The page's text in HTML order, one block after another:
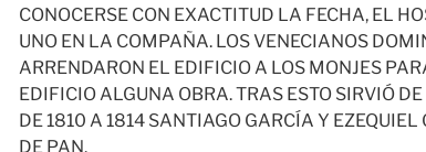
CONOCERSE CON EXACTITUD LA FECHA, EL
UNO EN LA COMPAÑA. LOS VENECIANOS
ARRENDARON EL EDIFICIO A LOS MONJES
EDIFICIO ALGUNA OBRA. TRAS ESTO SIRVIÓ
DE 1810 A 1814 SANTIAGO GARCÍA Y
DE PAN.